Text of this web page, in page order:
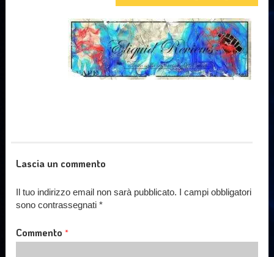
Lascia un commento
Il tuo indirizzo email non sarà pubblicato. I campi obbligatori
sono contrassegnati*
Commento*